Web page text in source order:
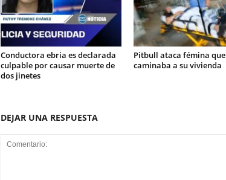
Conductora ebria es declarada
culpable por causar muerte de
dos jinetes
Pitbull ataca fémina que
caminaba a su vivienda
DEJAR UNA RESPUESTA